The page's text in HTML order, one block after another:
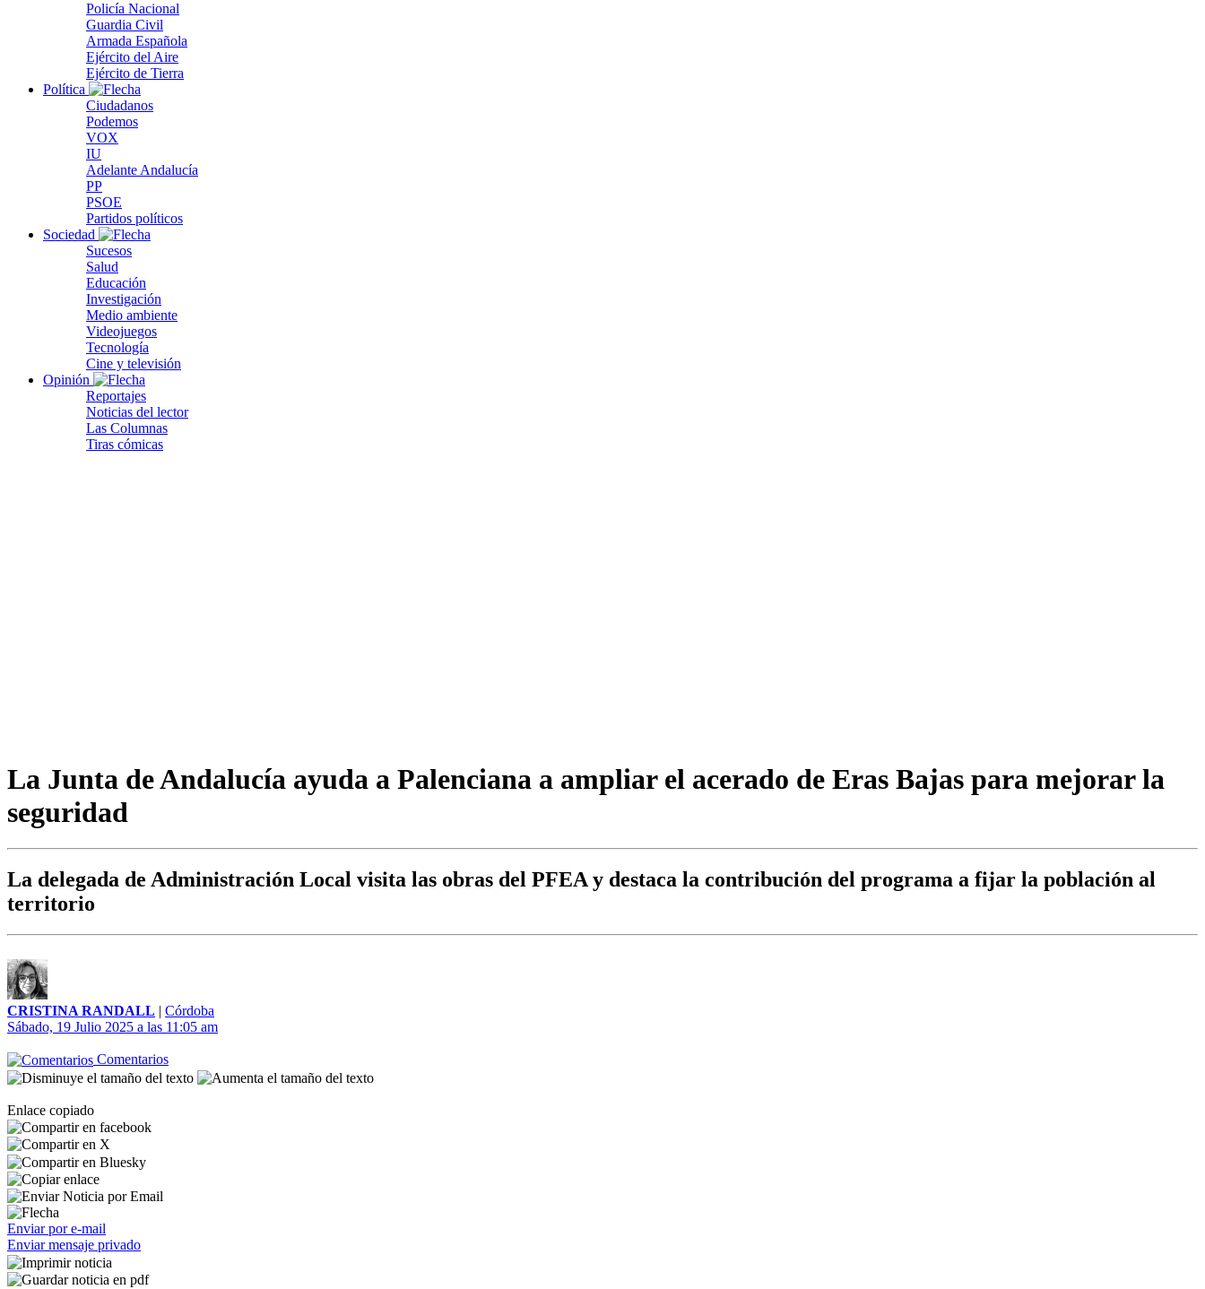
Policía Nacional
Guardia Civil
Armada Española
Ejército del Aire
Ejército de Tierra
Política
Ciudadanos
Podemos
VOX
IU
Adelante Andalucía
PP
PSOE
Partidos políticos
Sociedad
Sucesos
Salud
Educación
Investigación
Medio ambiente
Videojuegos
Tecnología
Cine y televisión
Opinión
Reportajes
Noticias del lector
Las Columnas
Tiras cómicas
La Junta de Andalucía ayuda a Palenciana a ampliar el acerado de Eras Bajas para mejorar la
seguridad
La delegada de Administración Local visita las obras del PFEA y destaca la contribución del programa a fijar la población al
territorio
CRISTINA RANDALL | Córdoba
Sábado, 19 Julio 2025 a las 11:05 am
Comentarios
Enlace copiado
Enviar por e-mail
Enviar mensaje privado